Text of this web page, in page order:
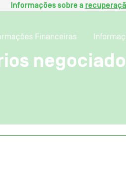
Informações sobre a
Financeiras